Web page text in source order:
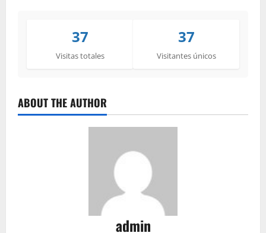
37
Visitas totales
37
Visitantes únicos
ABOUT THE AUTHOR
admin